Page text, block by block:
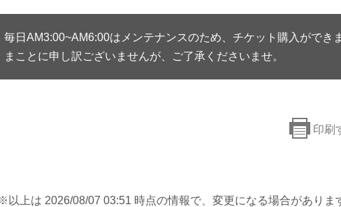
毎日AM3:00~AM6:00はメンテナンスのため、チケット購入ができ
まことに申し訳ございませんが、ご了承くださいませ。
印刷
以上は 2026/08/07 03:51 時点の情報で、変更になる場合がありま